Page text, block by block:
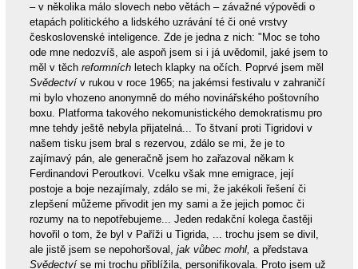
– v několika málo slovech nebo větách – závažné výpovědi o
etapách politického a lidského uzrávání té či oné vrstvy
československé inteligence. Zde je jedna z nich: "Moc se toho
ode mne nedozvíš, ale aspoň jsem si i já uvědomil, jaké jsem to
měl v těch reformníchletech klapky na očích. Poprvé jsem měl
Svědectvív rukou v roce 1965; na jakémsi festivalu v zahraničí
mi bylo vhozeno anonymně do mého novinářského poštovního
boxu. Platforma takového nekomunistického demokratismu pro
mne tehdy ještě nebyla přijatelná... To štvaní proti Tigridovi v
našem tisku jsem bral s rezervou, zdálo se mi, že je to
zajímavý pán, ale generačně jsem ho zařazoval někam k
Ferdinandovi Peroutkovi. Vcelku však mne emigrace, její
postoje a boje nezajímaly, zdálo se mi, že jakékoli řešení či
zlepšení můžeme přivodit jen my sami a že jejich pomoc či
rozumy na to nepotřebujeme... Jeden redakční kolega častěji
hovořil o tom, že byl v Paříži u Tigrida, ... trochu jsem se divil,
ale jistě jsem se nepohoršoval, jak vůbec mohl, a představa
Svědectvíse mi trochu přiblížila, personifikovala. Proto jsem už